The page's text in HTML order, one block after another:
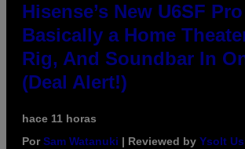
Hisense’s New U6SF
Basically a Home
Rig, And Soundbar In
(Deal Alert!)
hace 11 horas
PorSam Watanuki | Reviewed by Ysolt